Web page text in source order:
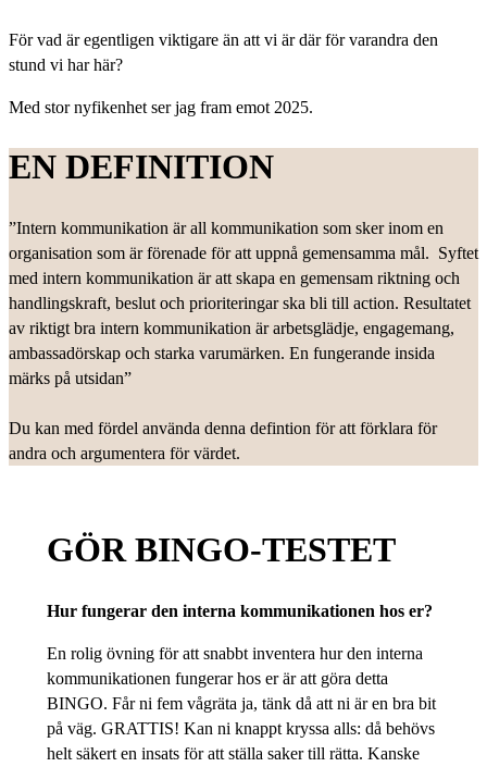
För vad är egentligen viktigare än att vi är där för varandra den
stund vi har här?
Med stor nyfikenhet ser jag fram emot 2025.
EN DEFINITION
”Intern kommunikation är all kommunikation som sker inom en
organisation som är förenade för att uppnå gemensamma mål. Syftet
med intern kommunikation är att skapa en gemensam riktning och
handlingskraft, beslut och prioriteringar ska bli till action. Resultatet
av riktigt bra intern kommunikation är arbetsglädje, engagemang,
ambassadörskap och starka varumärken. En fungerande insida
märks på utsidan”
Du kan med fördel använda denna defintion för att förklara för
andra och argumentera för värdet.
GÖR BINGO-TESTET
Hur fungerar den interna kommunikationen hos er?
En rolig övning för att snabbt inventera hur den interna
kommunikationen fungerar hos er är att göra detta
BINGO. Får ni fem vågräta ja, tänk då att ni är en bra bit
på väg. GRATTIS! Kan ni knappt kryssa alls: då behövs
helt säkert en insats för att ställa saker till rätta. Kanske